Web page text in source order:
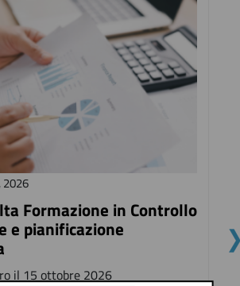
2026
Formazione in Controllo
e pianificazione
il 15 ottobre 2026